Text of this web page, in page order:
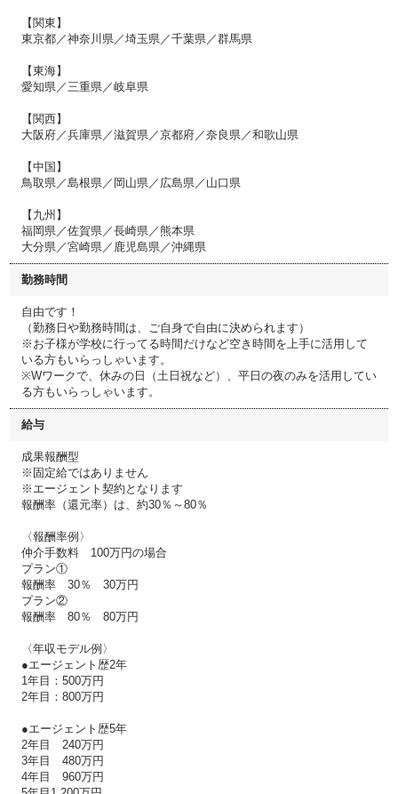
【関東】
東京都／神奈川県／埼玉県／千葉県／群馬県
【東海】
愛知県／三重県／岐阜県
【関西】
大阪府／兵庫県／滋賀県／京都府／奈良県／和歌山県
【中国】
鳥取県／島根県／岡山県／広島県／山口県
【九州】
福岡県／佐賀県／長崎県／熊本県
大分県／宮崎県／鹿児島県／沖縄県
勤務時間
自由です！
（勤務日や勤務時間は、ご自身で自由に決められます）
※お子様が学校に行ってる時間だけなど空き時間を上手に活用して
いる方もいらっしゃいます。
※Wワークで、休みの日（土日祝など）、平日の夜のみを活用してい
る方もいらっしゃいます。
給与
成果報酬型
※固定給ではありません
※エージェント契約となります
報酬率（還元率）は、約30％～80％
〈報酬率例〉
仲介手数料 100万円の場合
プラン①
報酬率 30％ 30万円
プラン②
報酬率 80％ 80万円
〈年収モデル例〉
●エージェント歴2年
1年目：500万円
2年目：800万円
●エージェント歴5年
2年目 240万円
3年目 480万円
4年目 960万円